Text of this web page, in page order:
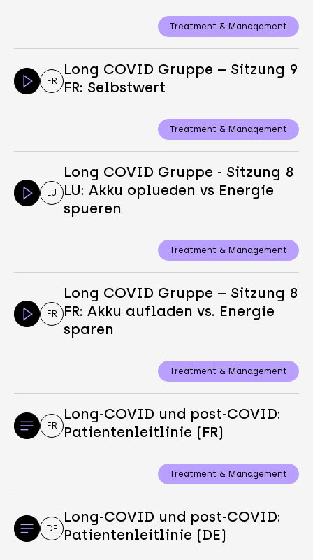
Treatment & Management
FR
Long COVID Gruppe – Sitzung 9
FR: Selbstwert
Treatment & Management
LU
Long COVID Gruppe - Sitzung 8
LU: Akku oplueden vs Energie
spueren
Treatment & Management
FR
Long COVID Gruppe – Sitzung 8
FR: Akku aufladen vs. Energie
sparen
Treatment & Management
FR
Long-COVID und post-COVID:
Patientenleitlinie (FR)
Treatment & Management
DE
Long-COVID und post-COVID:
Patientenleitlinie (DE)